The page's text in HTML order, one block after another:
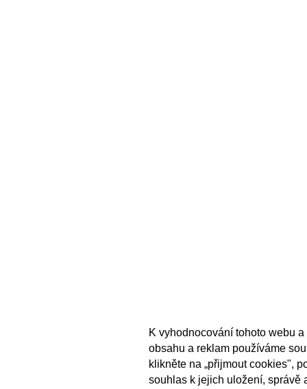
K vyhodnocování tohoto webu
obsahu a reklam používáme
klikněte na „přijmout cookies",
souhlas k jejich uložení, správě